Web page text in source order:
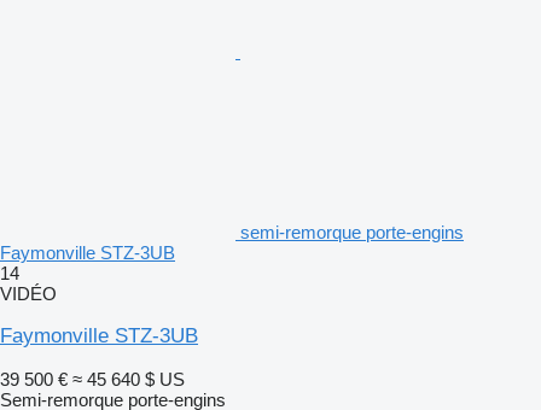
semi-remorque porte-engins
Faymonville STZ-3UB
14
VIDÉO
Faymonville STZ-3UB
39 500 € ≈ 45 640 $ US
Semi-remorque porte-engins